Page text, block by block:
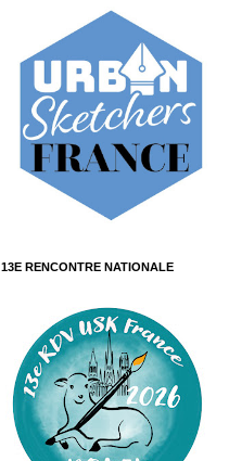
13E RENCONTRE NATIONALE